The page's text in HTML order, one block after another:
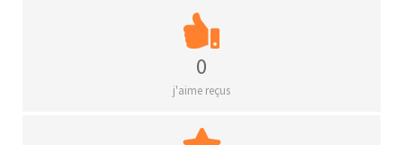
0
j'aime reçus